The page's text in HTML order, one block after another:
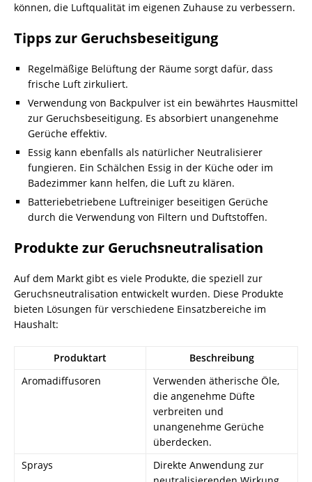
können, die Luftqualität im eigenen Zuhause zu verbessern.
Tipps zur Geruchsbeseitigung
Regelmäßige Belüftung der Räume sorgt dafür, dass
frische Luft zirkuliert.
Verwendung von Backpulver ist ein bewährtes Hausmittel
zur Geruchsbeseitigung. Es absorbiert unangenehme
Gerüche effektiv.
Essig kann ebenfalls als natürlicher Neutralisierer
fungieren. Ein Schälchen Essig in der Küche oder im
Badezimmer kann helfen, die Luft zu klären.
Batteriebetriebene Luftreiniger beseitigen Gerüche
durch die Verwendung von Filtern und Duftstoffen.
Produkte zur Geruchsneutralisation
Auf dem Markt gibt es viele Produkte, die speziell zur
Geruchsneutralisation entwickelt wurden. Diese Produkte
bieten Lösungen für verschiedene Einsatzbereiche im
Haushalt:
Produktart
Beschreibung
Aromadiffusoren
Verwenden ätherische Öle,
die angenehme Düfte
verbreiten und
unangenehme Gerüche
überdecken.
Sprays
Direkte Anwendung zur